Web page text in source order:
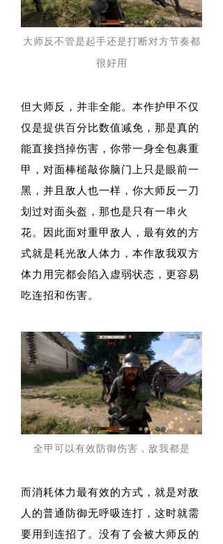
大师反不管是起手还是打断对方节奏都
很好用
但大师反，并非全能。本作护甲不仅
仅是提供百分比数值减免，那是真的
能直接挡掉伤害，你带一身全包裹重
甲，对面棒槌敲你脑门上只是眼前一
黑，并且敌人也一样，你大师反一刀
划过对面头盔，那也是只有一串火
花。因此面对重甲敌人，最有效的方
式就是耗光敌人体力，本作敌我双方
体力用完都会陷入虚弱状态，更容易
吃连招和伤害。
全甲可以有效防御伤害，敌我都是
而消耗体力最有效的方式，就是对敌
人的普通防御无呼吸连打，这时就需
要用到连招了。没有了会被大师反的